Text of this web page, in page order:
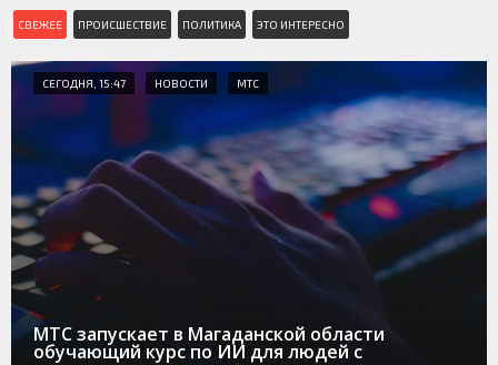
СВЕЖЕЕ ПРОИСШЕСТВИЕ ПОЛИТИКА ЭТО ИНТЕРЕСНО
СЕГОДНЯ, 15:47 НОВОСТИ МТС
МТС запускает в Магаданской области
обучающий курс по ИИ для людей с